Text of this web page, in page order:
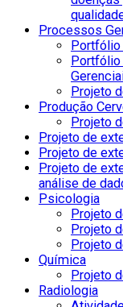
Processos
Portfólio
Projeto
Produção
Projeto
Projeto de
Projeto de
Projeto de
análise de
Psicologia
Projeto
Projeto
Projeto
Química
Projeto
Radiologia